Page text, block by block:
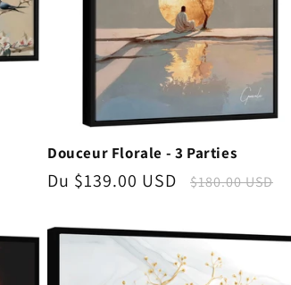
Douceur Florale - 3 Parties
Prix
Du $139.00 USD
Prix
$180.00 USD